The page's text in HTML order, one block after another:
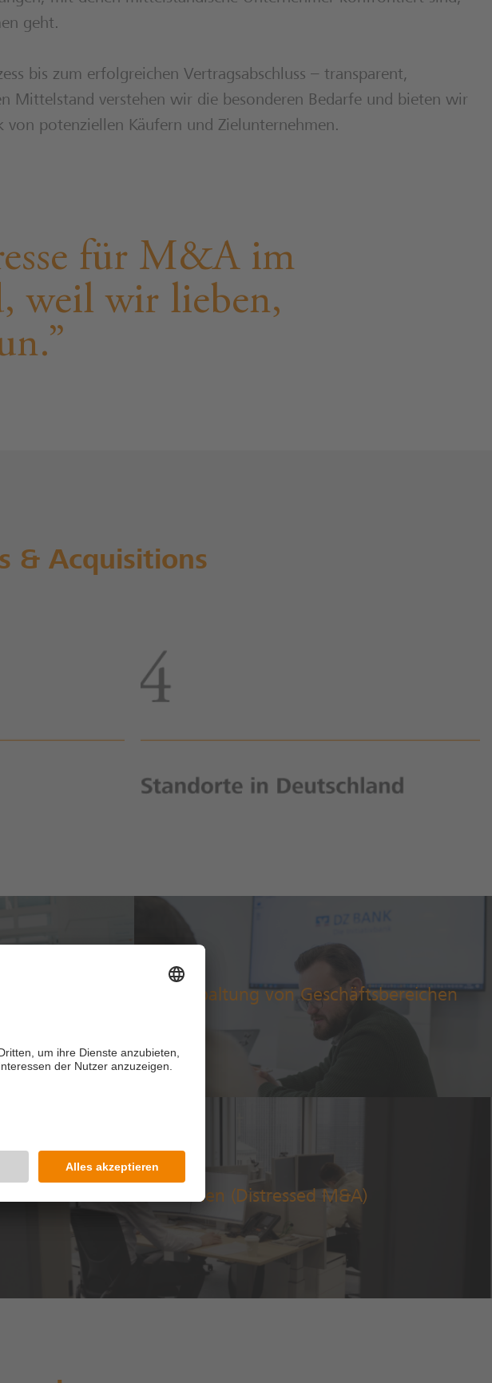
geht.
bis zum erfolgreichen Vertragsabschluss – transparent,
Mittelstand verstehen wir die besonderen Bedarfe und bieten wir
potenziellen Käufern und Zielunternehmen.
für M&A im
weil wir lieben,
& Acquisitions
oder
Abspaltung von Geschäftsbereichen
Sondersituationen (Distressed M&A)